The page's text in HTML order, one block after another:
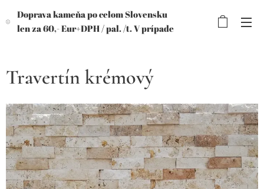
Doprava kameňa po celom Slovensku
len za 60,- Eur+DPH /pal. /t. V prípade
Travertín krémový